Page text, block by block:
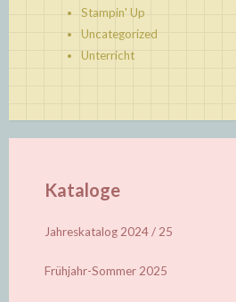
Stampin' Up
Uncategorized
Unterricht
Kataloge
Jahreskatalog 2024 / 25
Frühjahr-Sommer 2025